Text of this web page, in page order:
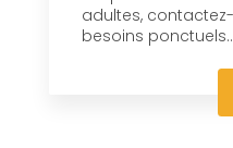
adultes,
besoins